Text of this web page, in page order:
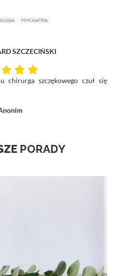
SZCZECIŃSKI
chirurga szczękowego czuł się
PORADY